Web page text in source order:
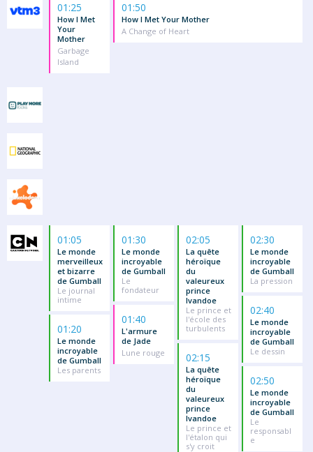
01:25
How I Met
Your
Mother
Garbage
Island
01:50
How I Met Your Mother
A Change of Heart
01:05
Le monde
merveilleux
et bizarre
de Gumball
Le journal
intime
01:20
Le monde
incroyable
de Gumball
Les parents
01:30
Le monde
incroyable
de Gumball
Le
fondateur
01:40
L'armure
de Jade
Lune rouge
02:05
La quête
héroïque
du
valeureux
prince
Ivandoe
Le prince et
l'école des
turbulents
02:15
La quête
héroïque
du
valeureux
prince
Ivandoe
Le prince et
l'étalon qui
s'y croit
02:30
Le monde
incroyable
de Gumball
La pression
02:40
Le monde
incroyable
de Gumball
Le dessin
02:50
Le monde
incroyable
de Gumball
Le
responsabl
e